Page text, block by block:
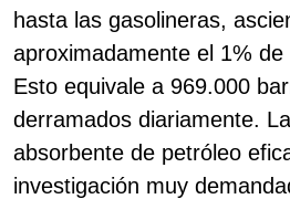
hasta las gasolineras,
aproximadamente el 1%
Esto equivale a 969.000
derramados diariamente.
absorbente de petróleo
investigación muy